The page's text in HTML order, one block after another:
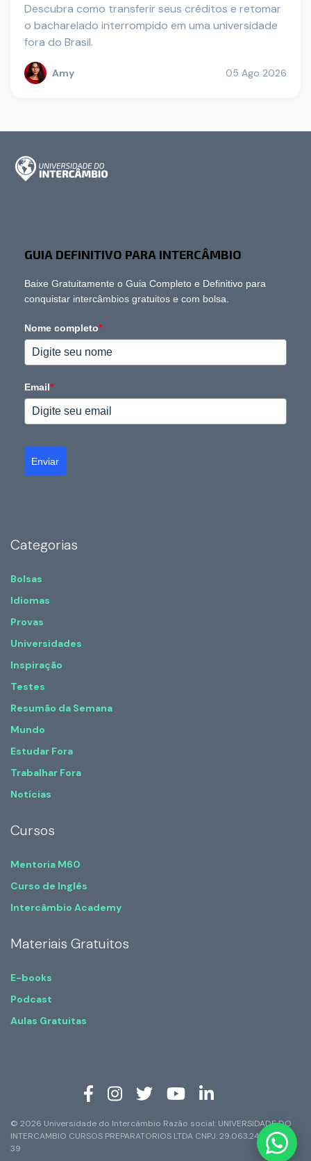
Descubra como transferir seus créditos e retomar
o bacharelado interrompido em uma universidade
fora do Brasil.
Amy 05 Ago 2026
GUIA DEFINITIVO PARA INTERCÂMBIO
Baixe Gratuitamente o Guia Completo e Definitivo para
conquistar intercâmbios gratuitos e com bolsa.
Nome completo*
Email*
Enviar
Categorias
Bolsas
Idiomas
Provas
Universidades
Inspiração
Testes
Resumão da Semana
Mundo
Estudar Fora
Trabalhar Fora
Notícias
Cursos
Mentoria M60
Curso de Inglês
Intercâmbio Academy
Materiais Gratuitos
E-books
Podcast
Aulas Gratuitas
© 2026 Universidade do Intercâmbio Razão social: UNIVERSIDADE DO
INTERCAMBIO CURSOS PREPARATORIOS LTDA CNPJ: 29.063.247/0001-
39